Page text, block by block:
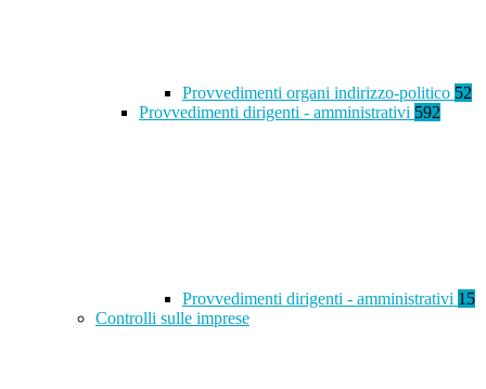
Provvedimenti organi indirizzo-politico 52
Provvedimenti dirigenti - amministrativi 592
Provvedimenti dirigenti - amministrativi 15
Controlli sulle imprese